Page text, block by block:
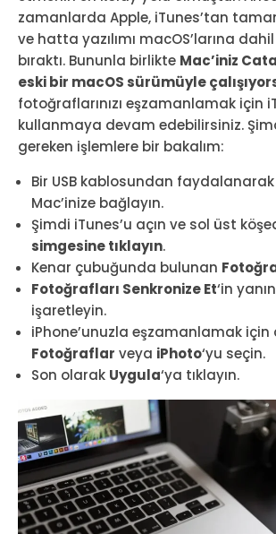
zamanlarda Apple, iTunes’tan
ve hatta yazılımı macOS’larına
bıraktı. Bununla birlikte Mac’iniz
eski bir macOS sürümüyle
fotoğraflarınızı eşzamanlamak için
kullanmaya devam edebilirsiniz.
gereken işlemlere bir bakalım:
Bir USB kablosundan faydalanarak
Mac’inize bağlayın.
Şimdi iTunes’u açın ve sol üst
simgesine tıklayın.
Kenar çubuğunda bulunan
Fotoğrafları Senkronize Et‘in
işaretleyin.
iPhone’unuzla eşzamanlamak için
Fotoğraflar veya iPhoto‘yu seçin.
Son olarak Uygula‘ya tıklayın.